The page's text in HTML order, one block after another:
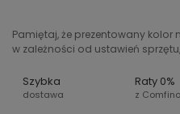
Pamiętaj, że prezentowany kolor
w zależności od ustawień
Szybka
dostawa
Raty 0%
z Comfino